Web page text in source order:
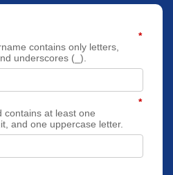
*
contains only letters,
underscores (_).
*
contains at least one
and one uppercase letter.